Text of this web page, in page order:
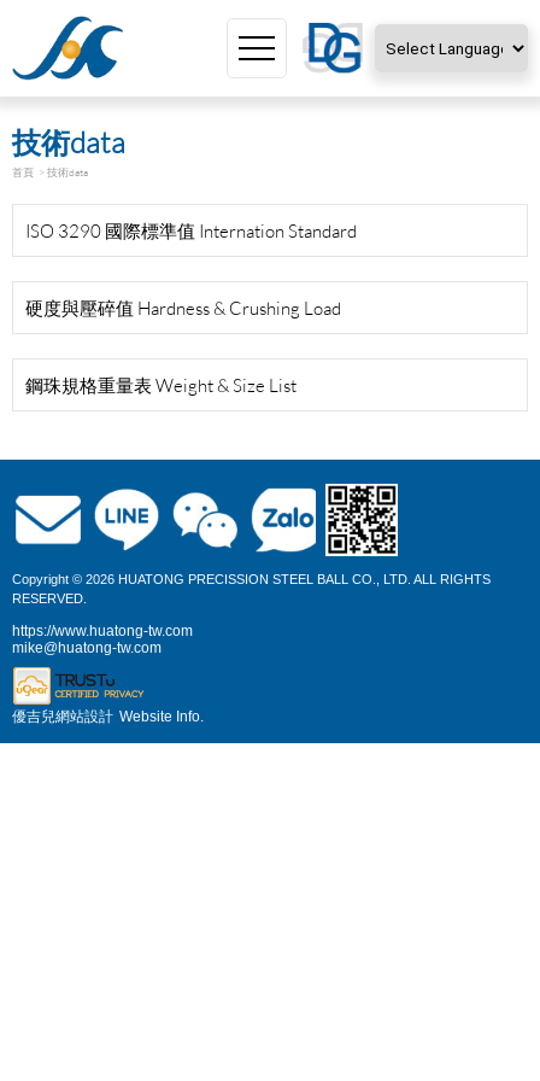
首頁 技術data
技術data
ISO 3290 國際標準值 Internation Standard
硬度與壓碎值 Hardness & Crushing Load
鋼珠規格重量表 Weight & Size List
Copyright © 2026 HUATONG PRECISSION STEEL BALL CO., LTD. ALL RIGHTS
RESERVED.
https://www.huatong-tw.com
mike@huatong-tw.com
優吉兒網站設計 Website Info.